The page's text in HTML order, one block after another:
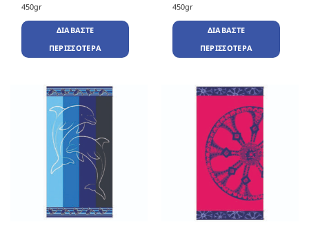
450gr
ΔΙΑΒΆΣΤΕ
ΠΕΡΙΣΣΌΤΕΡΑ
450gr
ΔΙΑΒΆΣΤΕ
ΠΕΡΙΣΣΌΤΕΡΑ